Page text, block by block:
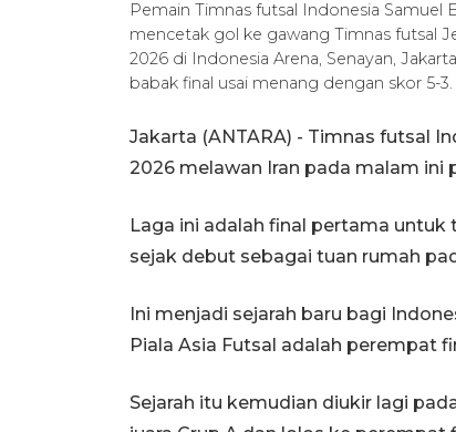
Pemain Timnas futsal Indonesia Samuel
mencetak gol ke gawang Timnas futsal
2026 di Indonesia Arena, Senayan,
babak final usai menang dengan skor 5-
Jakarta (ANTARA) - Timnas futsal
2026 melawan Iran pada malam ini
Laga ini adalah final pertama untuk
sejak debut sebagai tuan rumah
Ini menjadi sejarah baru bagi
Piala Asia Futsal adalah perempat
Sejarah itu kemudian diukir lagi